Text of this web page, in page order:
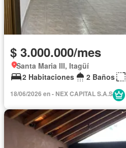
$ 3.000.000/mes
Santa Maria III, Itagüí
2 Habitaciones
2 Baños
18/06/2026 en - NEX CAPITAL S.A.S